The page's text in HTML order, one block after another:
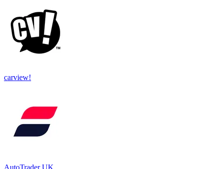
carview!
AutoTrader UK